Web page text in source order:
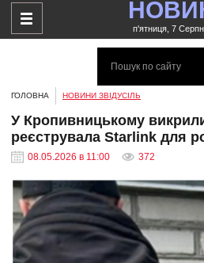
п'ятниця, 7
ГОЛОВНА НОВИНИ ЗВІДУСІЛЬ
У Кропивницькому
реєструвала Starlink для
08.05.2026 в 11:00 372